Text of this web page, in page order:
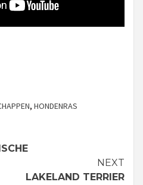
, HONDENRAS
NEXT
LAKELAND TERRIER